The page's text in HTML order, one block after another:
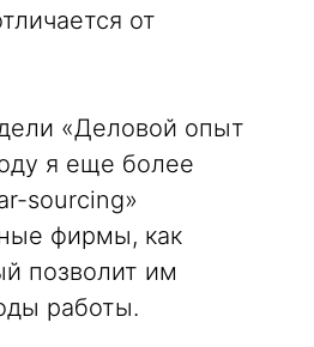
от
«Деловой опыт
я еще более
sourcing»
фирмы, как
позволит им
работы.